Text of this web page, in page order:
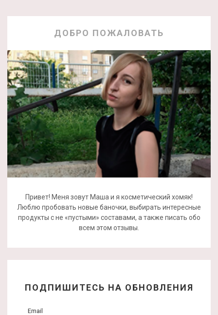
ДОБРО ПОЖАЛОВАТЬ
Привет! Меня зовут Маша и я косметический хомяк!
Люблю пробовать новые баночки, выбирать интересные
продукты с не «пустыми» составами, а также писать обо
всем этом отзывы.
ПОДПИШИТЕСЬ НА ОБНОВЛЕНИЯ
Email